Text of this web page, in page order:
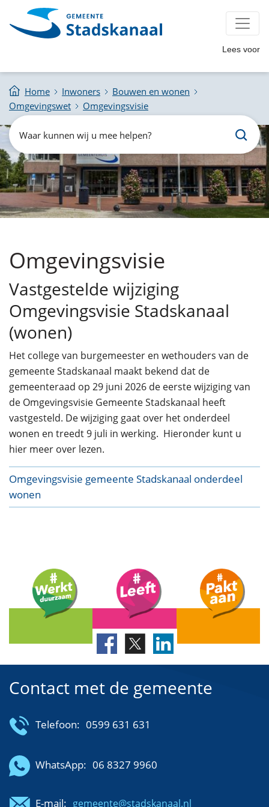
Lees voor
Home Inwoners
Bouwen en wonen
Omgevingswet
Omgevingsvisie
Zoeken
Waar
kunnen
wij
u
mee
helpen?
Omgevingsvisie
Vastgestelde wijziging
Omgevingsvisie Stadskanaal
(wonen)
Het college van burgemeester en wethouders van de
gemeente Stadskanaal maakt bekend dat de
gemeenteraad op 29 juni 2026 de eerste wijziging van
de Omgevingsvisie Gemeente Stadskanaal heeft
vastgesteld. De wijziging gaat over het onderdeel
wonen en treedt 9 juli in werking. Hieronder kunt u
hier meer over lezen.
Omgevingsvisie gemeente Stadskanaal onderdeel
wonen
Contact met de gemeente
Telefoon: 0599 631 631
WhatsApp: 06 8327 9960
E-mail: gemeente@stadskanaal.nl